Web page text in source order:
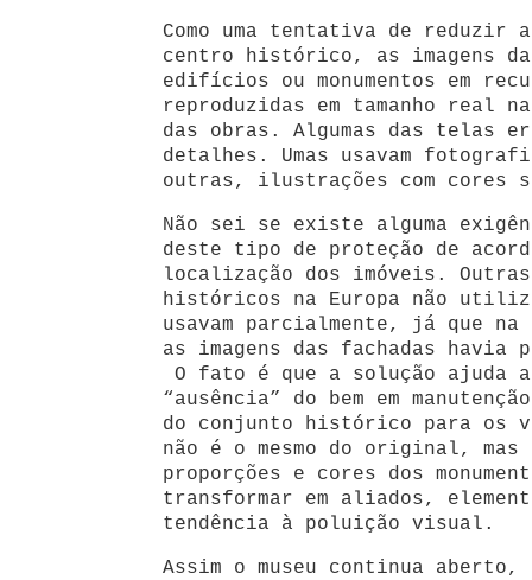
Como uma tentativa de reduzir
centro histórico, as imagens
edifícios ou monumentos em
reproduzidas em tamanho real
das obras. Algumas das telas
detalhes. Umas usavam
outras, ilustrações com cores
Não sei se existe alguma
deste tipo de proteção de
localização dos imóveis.
históricos na Europa não
usavam parcialmente, já que
as imagens das fachadas
O fato é que a solução ajuda
“ausência” do bem em
do conjunto histórico para os
não é o mesmo do original,
proporções e cores dos
transformar em aliados,
tendência à poluição visual.
Assim o museu continua